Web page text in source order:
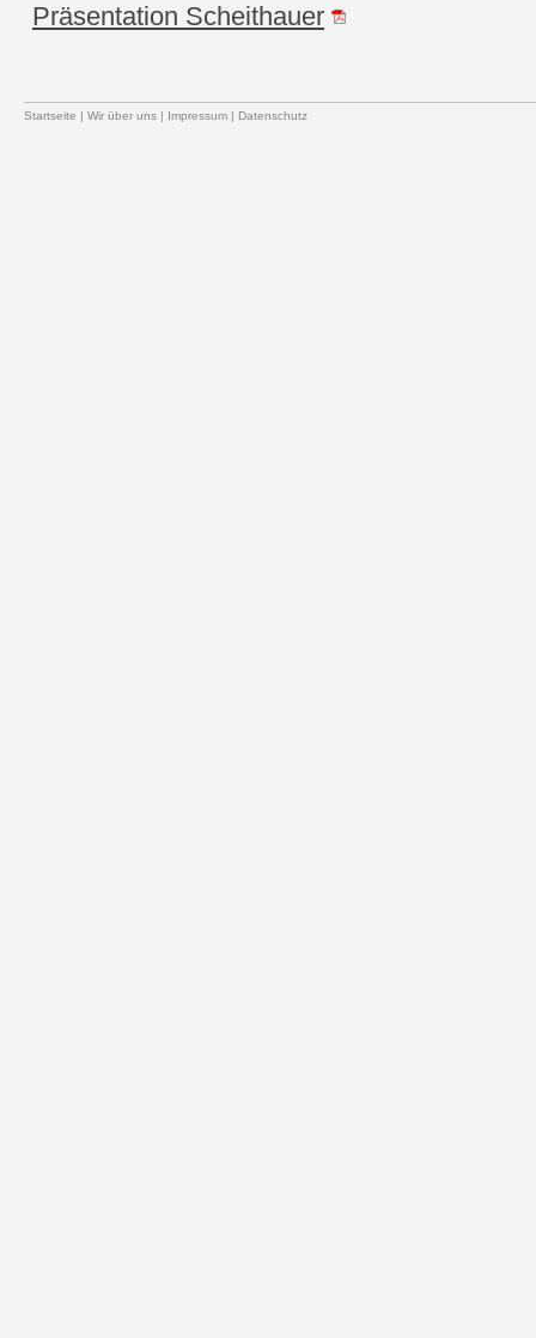
Präsentation Scheithauer
Startseite Wir über uns Impressum Datenschutz